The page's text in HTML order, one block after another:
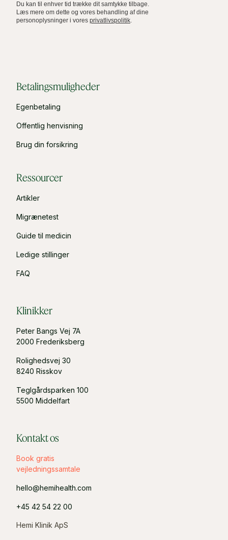
Du kan til enhver tid trække dit samtykke tilbage.
Læs mere om dette og vores behandling af dine
personoplysninger i vores privatlivspolitik.
Betalingsmuligheder
Egenbetaling
Offentlig henvisning
Brug din forsikring
Ressourcer
Artikler
Migrænetest
Guide til medicin
Ledige stillinger
FAQ
Klinikker
Peter Bangs Vej 7A
2000 Frederiksberg
Rolighedsvej 30
8240 Risskov
Teglgårdsparken 100
5500 Middelfart
Kontakt os
Book gratis
vejledningssamtale
hello@hemihealth.com
+45 42 54 22 00
Hemi Klinik ApS